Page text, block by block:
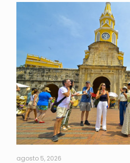
agosto 5, 2026